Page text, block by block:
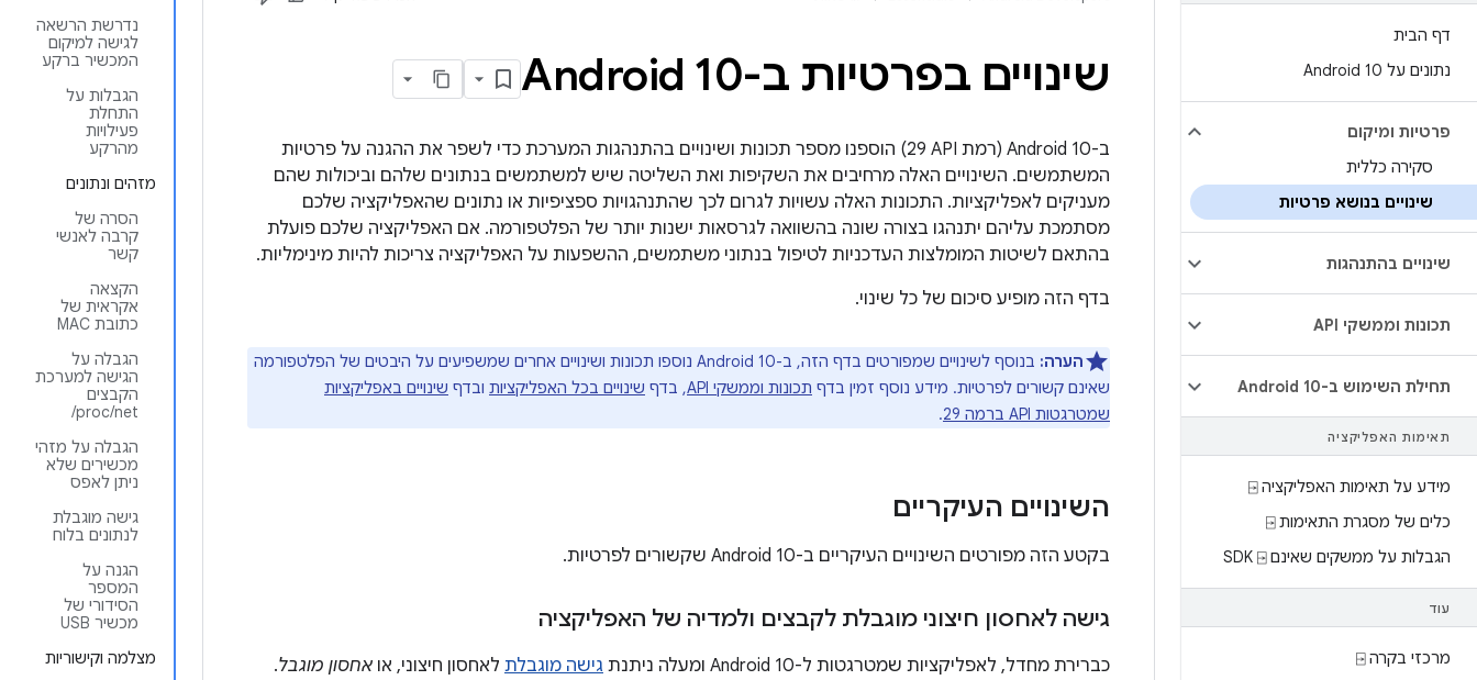
דף הבית
נתונים על Android 10
פרטיות ומיקום
סקירה כללית
שינויים בנושא פרטיות
שינויים בהתנהגות
תכונות וממשקי API
תחילת השימוש ב-Android 10
תאימות האפליקציה
מידע על תאימות האפליקציה ⍈
כלים של מסגרת התאימות ⍈
הגבלות על ממשקים שאינם SDK ⍈
עוד
מרכזי בקרה ⍈
נדרשת הרשאה
לגישה למיקום
המכשיר ברקע
הגבלות על
התחלת
פעילויות
מהרקע
מזהים ונתונים
הסרה של
קרבה לאנשי
קשר
הקצאה
אקראית של
כתובת MAC
הגבלה על
הגישה למערכת
/proc/net
הגבלה על מזהי
מכשירים שלא
ניתן לאפס
גישה מוגבלת
לנתונים בלוח
הגנה על
המספר
הסידורי של
מכשיר USB
מצלמה וקישוריות
שינויים בפרטיות ב-Android 10
ב-Android 10 (רמת API‏ 29) הוספנו מספר תכונות ושינויים בהתנהגות המערכת כדי לשפר את ההגנה על פרטיות
המשתמשים. השינויים האלה מרחיבים את השקיפות ואת השליטה שיש למשתמשים בנתונים שלהם וביכולות שהם
מעניקים לאפליקציות. התכונות האלה עשויות לגרום לכך שהתנהגויות ספציפיות או נתונים שהאפליקציה שלכם
מסתמכת עליהם יתנהגו בצורה שונה בהשוואה לגרסאות ישנות יותר של הפלטפורמה. אם האפליקציה שלכם פועלת
בהתאם לשיטות המומלצות העדכניות לטיפול בנתוני משתמשים, ההשפעות על האפליקציה צריכות להיות מינימליות.
בדף הזה מופיע סיכום של כל שינוי.
הערה:
בנוסף לשינויים שמפורטים בדף הזה, ב-Android 10 נוספו תכונות ושינויים אחרים שמשפיעים על היבטים של הפלטפורמה
שאינם קשורים לפרטיות. מידע נוסף זמין בדף תכונות וממשקי API , בדף שינויים בכל האפליקציות ובדף שינויים באפליקציות
שמטרגטות API ברמה 29
.
השינויים העיקריים
בקטע הזה מפורטים השינויים העיקריים ב-Android 10 שקשורים לפרטיות.
גישה לאחסון חיצוני מוגבלת לקבצים ולמדיה של האפליקציה
כברירת מחדל, לאפליקציות שמטרגטות ל-Android 10 ומעלה ניתנת גישה מוגבלת לאחסון חיצוני, או אחסון מוגבל.